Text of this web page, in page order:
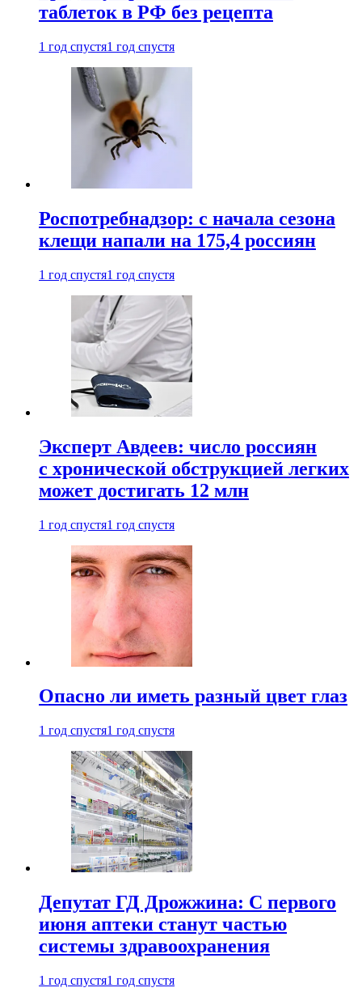
таблеток в РФ без рецепта
1 год спустя1 год спустя
Роспотребнадзор: с начала сезона
клещи напали на 175,4 россиян
1 год спустя1 год спустя
Эксперт Авдеев: число россиян
с хронической обструкцией легких
может достигать 12 млн
1 год спустя1 год спустя
Опасно ли иметь разный цвет глаз
1 год спустя1 год спустя
Депутат ГД Дрожжина: С первого
июня аптеки станут частью
системы здравоохранения
1 год спустя1 год спустя